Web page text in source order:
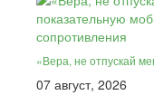
«Вера, не отпускай
07 август, 2026